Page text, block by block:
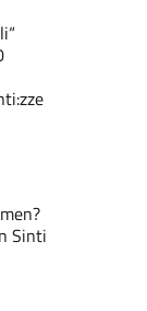
Sinti